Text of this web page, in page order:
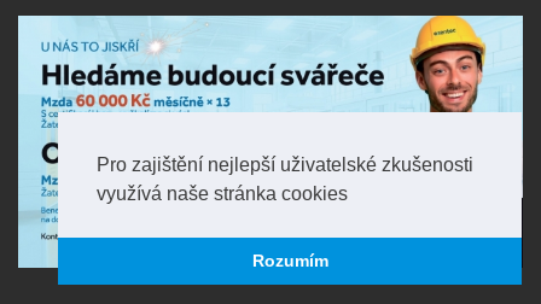
Pro zajištění nejlepší uživatelské zkušenosti
využívá naše stránka cookies
Rozumím